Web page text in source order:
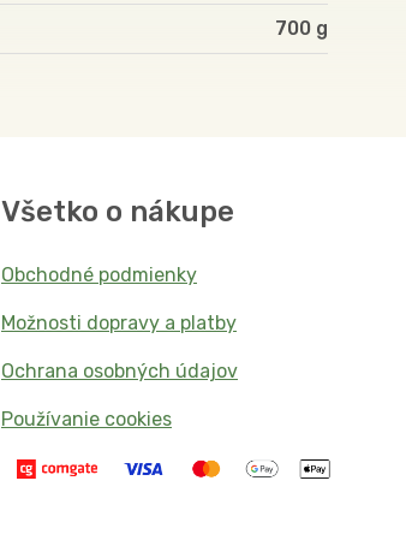
700
Všetko o nákupe
Obchodné podmienky
Možnosti dopravy a platby
Ochrana osobných údajov
Používanie cookies